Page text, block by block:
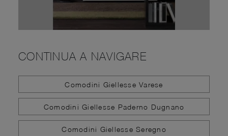
CONTINUA A NAVIGARE
Comodini Giellesse Varese
Comodini Giellesse Paderno Dugnano
Comodini Giellesse Seregno